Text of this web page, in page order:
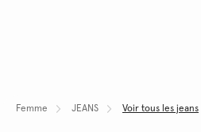
Femme JEANS Voir tous les jeans